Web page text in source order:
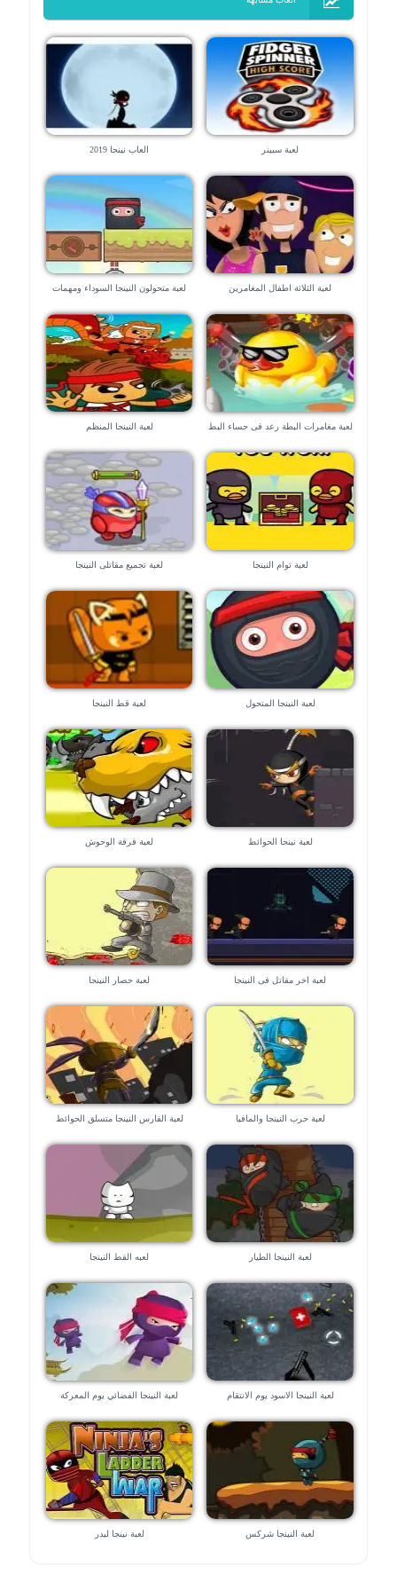
لعبة سبينر العاب نينجا 2019
لعبة الثلاثة اطفال المغامرين
لعبة متحولون النينجا السوداء ومهمات
لعبة مغامرات البطة رعد فى حساء البط
لعبة النينجا المنظم
لعبة توام النينجا لعبة تجميع مقاتلى النينجا
لعبة النينجا المتحول لعبة قط النينجا
لعبة نينجا الحوائط لعبة فرقة الوحوش
لعبة اخر مقاتل فى النينجا لعبة حصار النينجا
لعبة حرب النينجا والمافيا لعبة الفارس النينجا متسلق الحوائط
لعبة النينجا الطيار لعبه القط النينجا
لعبة النينجا الاسود يوم الانتقام لعبة النينجا الفضائي يوم المعركة
لعبة النينجا شركس لعبة نينجا ليدر